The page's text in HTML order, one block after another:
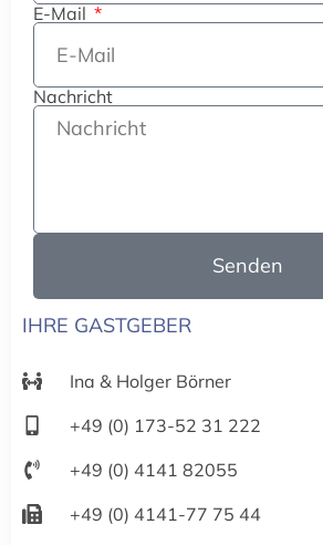
E-Mail
Nachricht
Senden
IHRE GASTGEBER
Ina & Holger Börner
+49 (0) 173-52 31 222
+49 (0) 4141 82055
+49 (0) 4141-77 75 44